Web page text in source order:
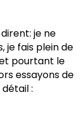
je ne
je fais plein de
pourtant le
essayons de
: